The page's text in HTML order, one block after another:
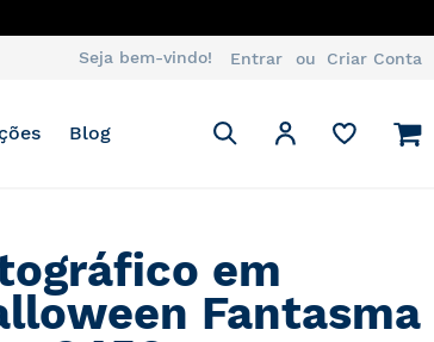
Seja bem-vindo! Entrar Criar Conta
Blog
Pesquisa
Pesquisa
Minha Conta
em
Fantasma